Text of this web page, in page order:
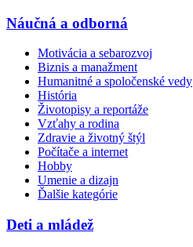
Náučná a odborná
Motivácia a sebarozvoj
Biznis a manažment
Humanitné a spoločenské vedy
História
Životopisy a reportáže
Vzťahy a rodina
Zdravie a životný štýl
Počítače a internet
Hobby
Umenie a dizajn
Ďalšie kategórie
Deti a mládež